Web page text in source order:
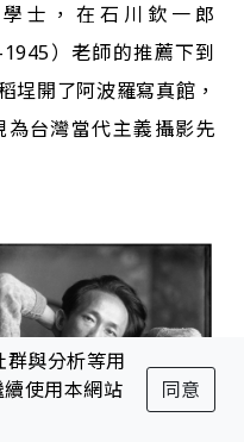
士，在石川欽一郎
）老師的推薦下到
埕開了阿波羅寫真館，
台灣當代主義攝影先
與分析等用
使用本網站
同意